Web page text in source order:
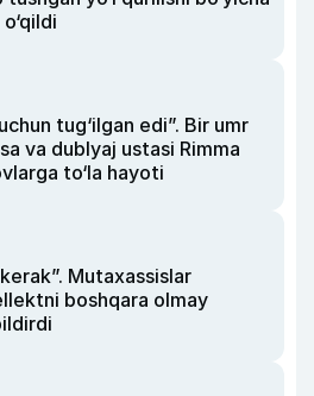
tug‘ilgan edi”. Bir umr
va dublyaj ustasi Rimma
to‘la hayoti
Mutaxassislar
boshqara olmay